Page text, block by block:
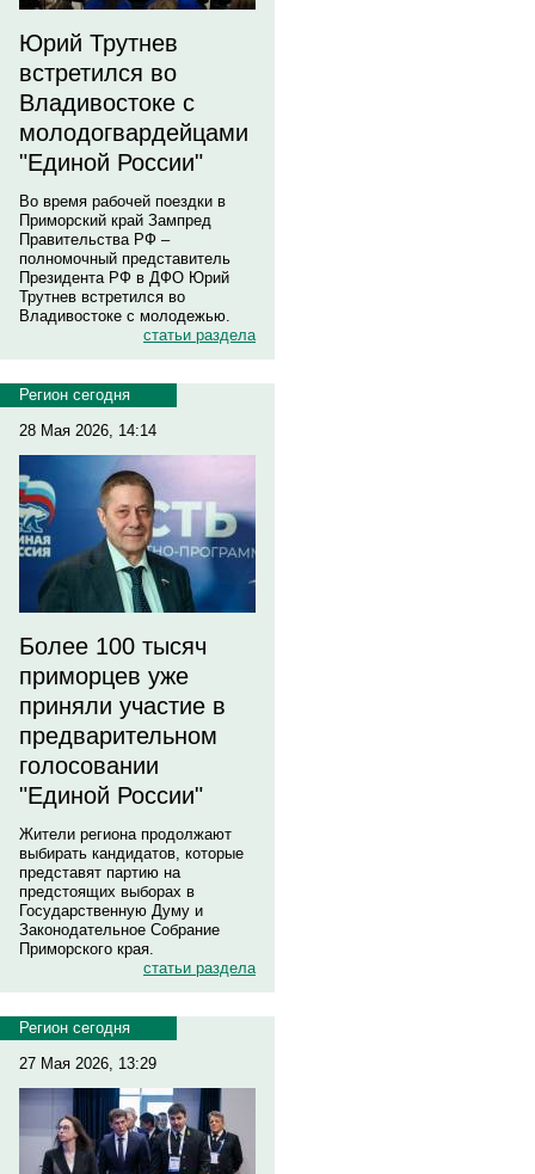
Юрий Трутнев
встретился во
Владивостоке с
молодогвардейцами
"Единой России"
Во время рабочей поездки в
Приморский край Зампред
Правительства РФ –
полномочный представитель
Президента РФ в ДФО Юрий
Трутнев встретился во
Владивостоке с молодежью.
статьи раздела
Регион сегодня
28 Мая 2026, 14:14
Более 100 тысяч
приморцев уже
приняли участие в
предварительном
голосовании
"Единой России"
Жители региона продолжают
выбирать кандидатов, которые
представят партию на
предстоящих выборах в
Государственную Думу и
Законодательное Собрание
Приморского края.
статьи раздела
Регион сегодня
27 Мая 2026, 13:29